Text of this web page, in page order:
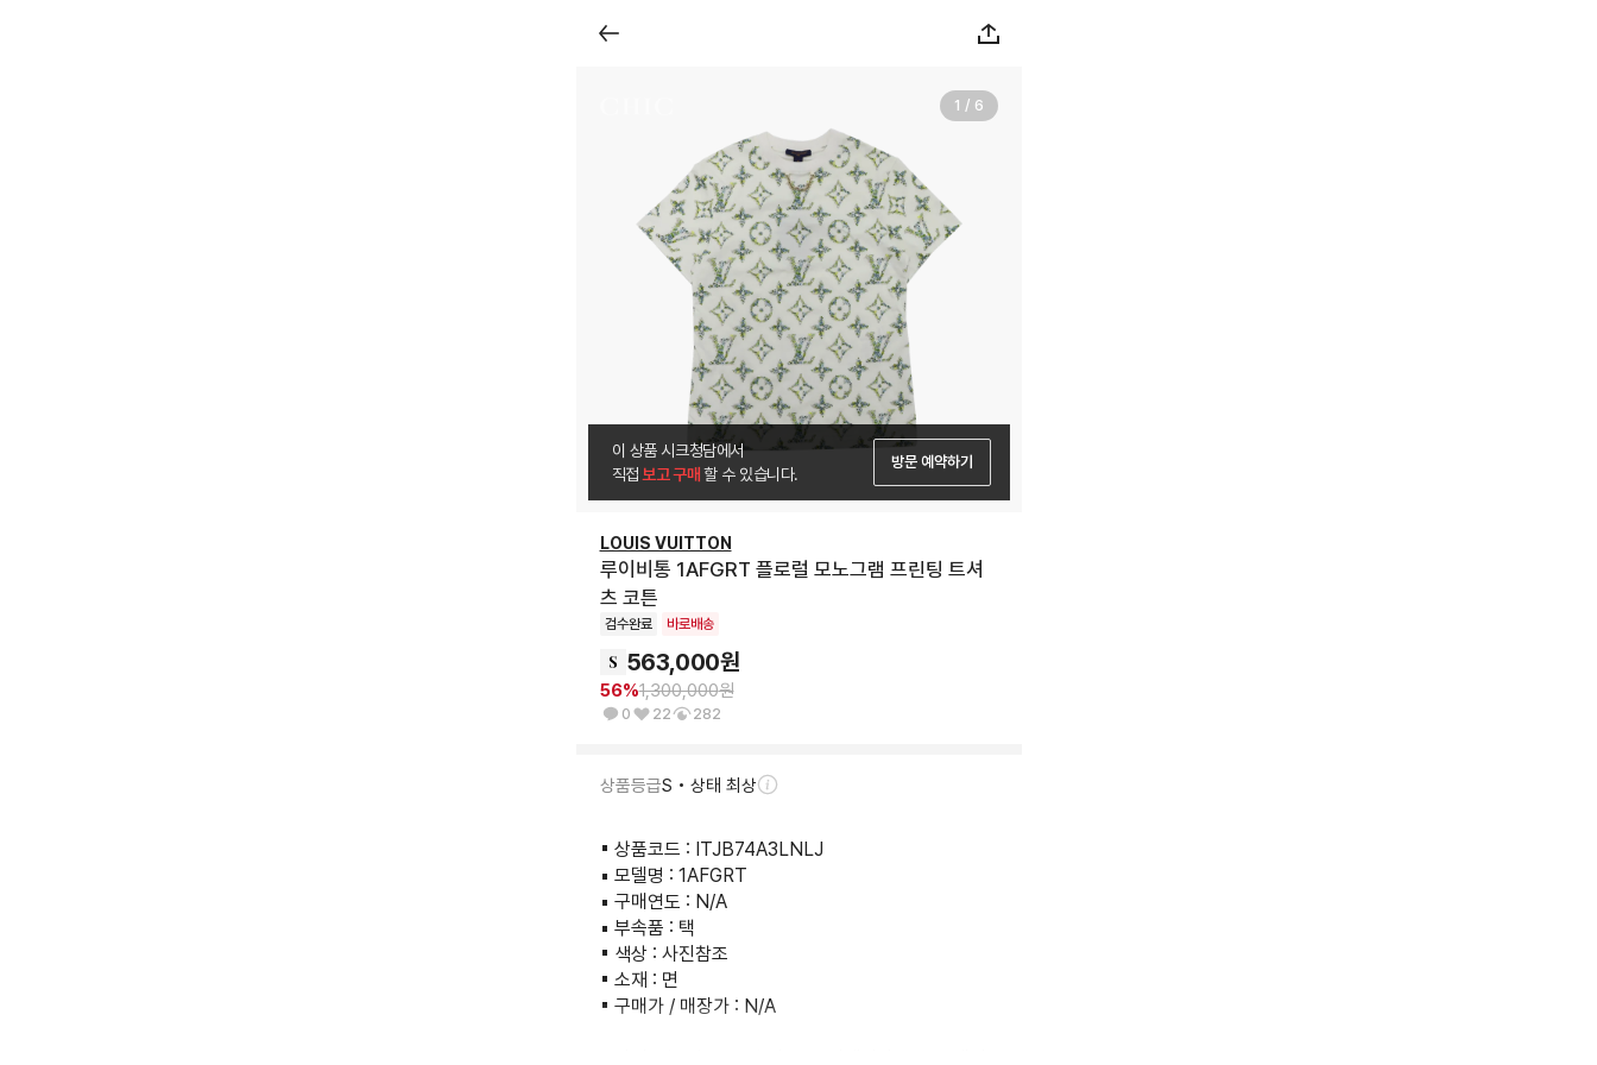
1 / 6
이 상품 시크청담에서
직접 보고 구매 할 수 있습니다.
방문 예약하기
LOUIS VUITTON
루이비통 1AFGRT 플로럴 모노그램 프린팅 트셔
츠 코튼
검수완료 바로배송
563,000원
56%1,300,000원
0 22 282
상품등급S • 상태 최상
▪︎ 상품코드 : ITJB74A3LNLJ
▪︎ 모델명 : 1AFGRT
▪︎ 구매연도 : N/A
▪︎ 부속품 : 택
▪︎ 색상 : 사진참조
▪︎ 소재 : 면
▪︎ 구매가 / 매장가 : N/A